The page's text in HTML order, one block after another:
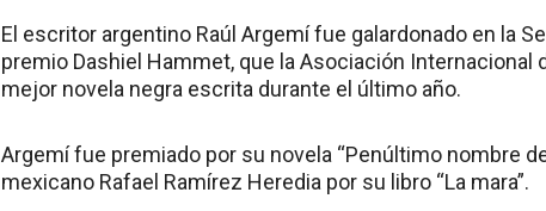
El escritor argentino Raúl Argemí fue galardonado en la
premio Dashiel Hammet, que la Asociación
mejor novela negra escrita durante el último año.
Argemí fue premiado por su novela “Penúltimo nombre
mexicano Rafael Ramírez Heredia por su libro “La mara”.